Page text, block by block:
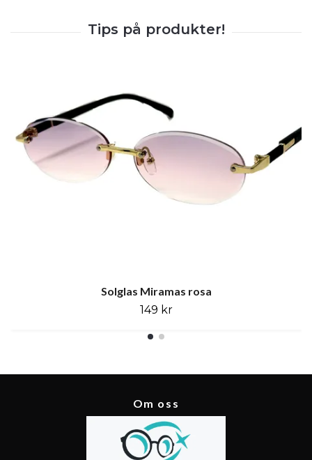
Solglas Miramas rosa
149 kr
Om oss